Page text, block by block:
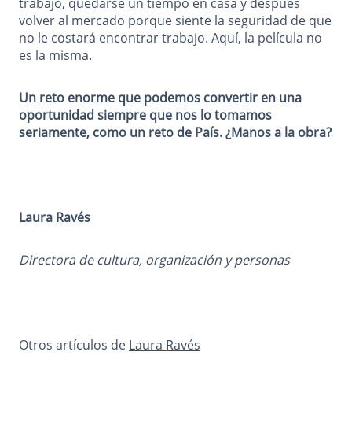
trabajo, quedarse un tiempo en casa y después
volver al mercado porque siente la seguridad de que
no le costará encontrar trabajo. Aquí, la película no
es la misma.
Un reto enorme que podemos convertir en una
oportunidad siempre que nos lo tomamos
seriamente, como un reto de País. ¿Manos a la obra?
Laura Ravés
Directora de cultura, organización y personas
Otros artículos de Laura Ravés